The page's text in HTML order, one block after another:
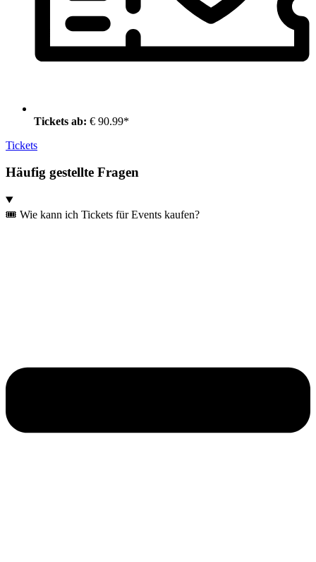
Tickets ab: € 90.99*
Tickets
Häufig gestellte Fragen
🎟️ Wie kann ich Tickets für Events kaufen?